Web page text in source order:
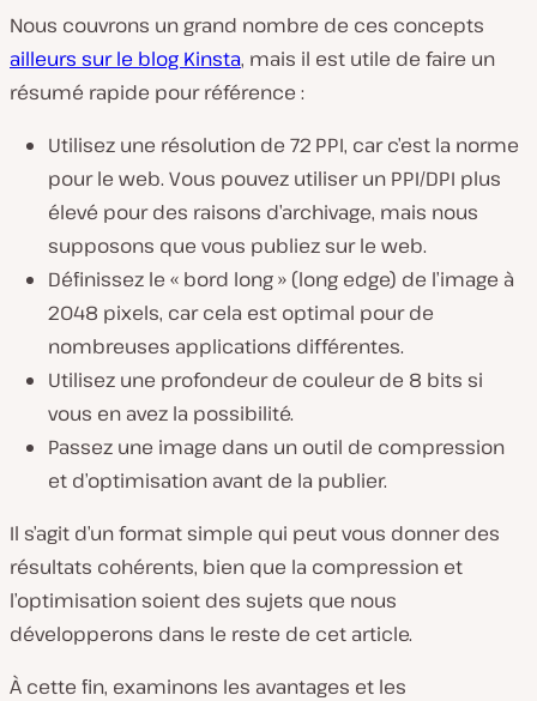
Nous couvrons un grand nombre de ces concepts
ailleurs sur le blog Kinsta, mais il est utile de faire un
résumé rapide pour référence :
Utilisez une résolution de 72 PPI, car c’est la norme
pour le web. Vous pouvez utiliser un PPI/DPI plus
élevé pour des raisons d’archivage, mais nous
supposons que vous publiez sur le web.
Définissez le « bord long » (long edge) de l’image à
2048 pixels, car cela est optimal pour de
nombreuses applications différentes.
Utilisez une profondeur de couleur de 8 bits si
vous en avez la possibilité.
Passez une image dans un outil de compression
et d’optimisation avant de la publier.
Il s’agit d’un format simple qui peut vous donner des
résultats cohérents, bien que la compression et
l’optimisation soient des sujets que nous
développerons dans le reste de cet article.
À cette fin, examinons les avantages et les